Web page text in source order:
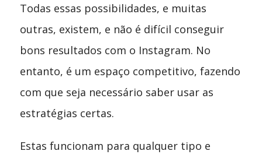
Todas essas possibilidades, e muitas
outras, existem, e não é difícil conseguir
bons resultados com o Instagram. No
entanto, é um espaço competitivo, fazendo
com que seja necessário saber usar as
estratégias certas.
Estas funcionam para qualquer tipo e